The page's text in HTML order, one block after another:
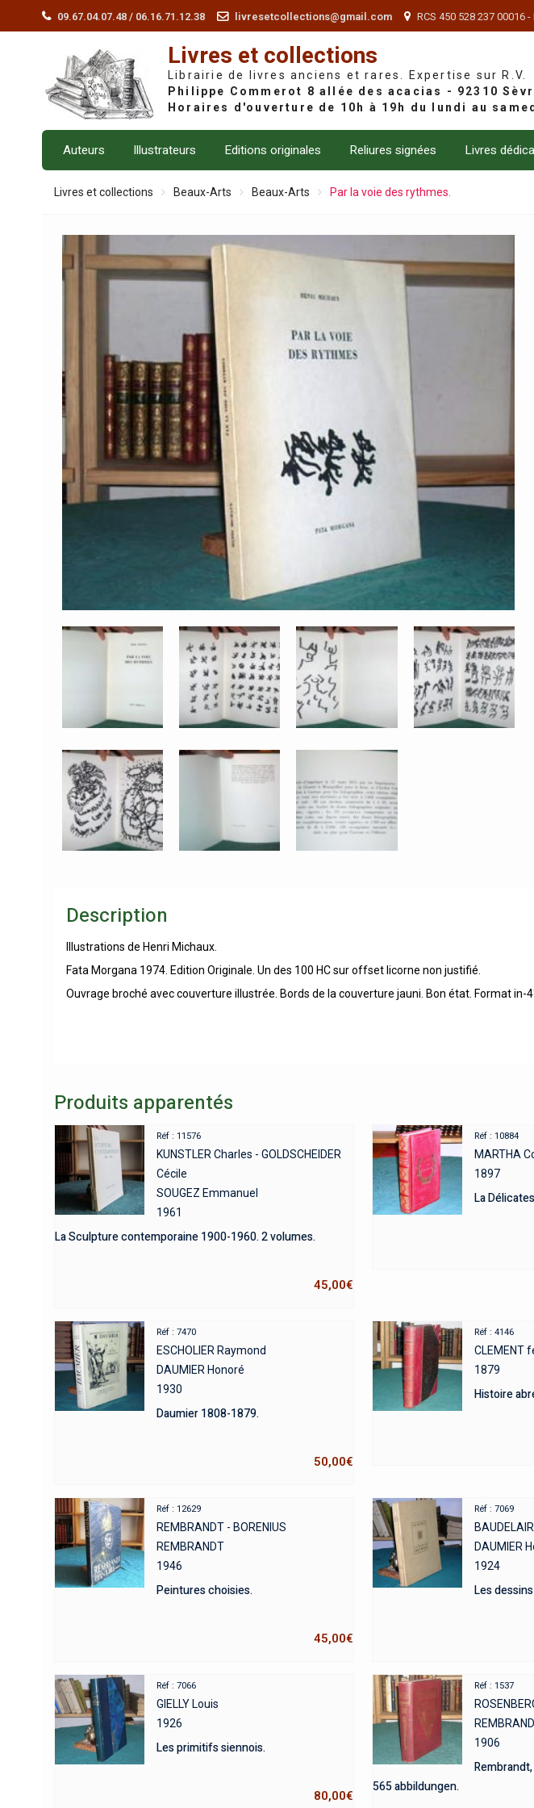
09.67.04.07.48 / 06.16.71.12.38 livresetcollections@gmail.com RCS 450 528 237 00016
Livres et collections
Librairie de livres anciens et rares. Expertise sur R.V.
Auteurs Illustrateurs Editions originales Reliures signées Livres
Livres et collections Beaux-Arts Beaux-Arts Par la voie des rythmes.
Description
Illustrations de Henri Michaux.
Fata Morgana 1974. Edition Originale. Un des 100 HC sur offset licorne non justifié.
Ouvrage broché avec couverture illustrée. Bords de la couverture jauni. Bon état. Format in-
Produits apparentés
Réf : 11576
KUNSTLER Charles - GOLDSCHEIDER
Cécile
SOUGEZ Emmanuel
1961
La Sculpture contemporaine 1900-1960. 2 volumes.
45,00€
Réf : 10884
MARTHA
1897
La
Réf : 7470
ESCHOLIER Raymond
DAUMIER Honoré
1930
Daumier 1808-1879.
50,00€
Réf : 4146
CLEMENT
1879
Histoire
Réf : 12629
REMBRANDT - BORENIUS
REMBRANDT
1946
Peintures choisies.
45,00€
Réf : 7069
DAUMIER
1924
Les
Réf : 7066
GIELLY Louis
1926
Les primitifs siennois.
80,00€
Réf : 1537
1906
565 abbildungen.